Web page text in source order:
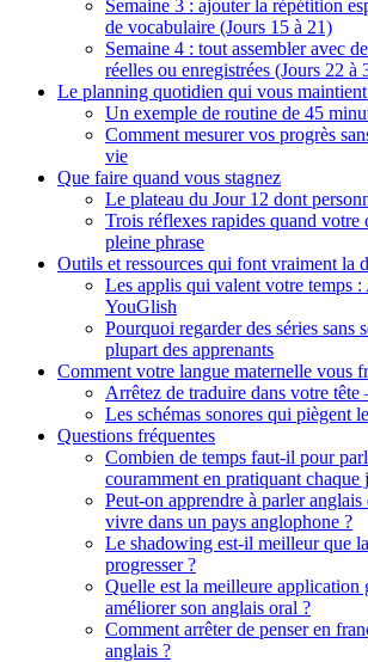
Semaine 3 : ajouter la répétition
de vocabulaire (Jours 15 à 21)
Semaine 4 : tout assembler avec
réelles ou enregistrées (Jours 22 à
Le planning quotidien qui vous
Un exemple de routine de 45
Comment mesurer vos progrès
vie
Que faire quand vous stagnez
Le plateau du Jour 12 dont
Trois réflexes rapides quand votre
pleine phrase
Outils et ressources qui font vraiment la
Les applis qui valent votre temps
YouGlish
Pourquoi regarder des séries sans
plupart des apprenants
Comment votre langue maternelle vous
Arrêtez de traduire dans votre
Les schémas sonores qui piègent
Questions fréquentes
Combien de temps faut-il pour
couramment en pratiquant chaque
Peut-on apprendre à parler anglais
vivre dans un pays anglophone ?
Le shadowing est-il meilleur que
progresser ?
Quelle est la meilleure application
améliorer son anglais oral ?
Comment arrêter de penser en
anglais ?